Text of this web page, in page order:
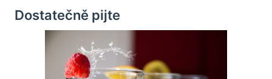
Dostatečně pijte